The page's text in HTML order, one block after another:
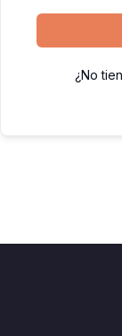
¿No